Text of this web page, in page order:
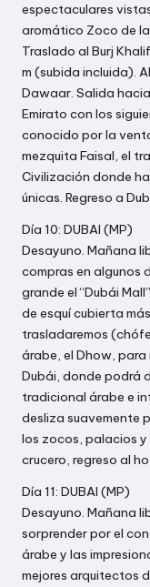
espectaculares
aromático Zoco de
Traslado al Burj
m (subida incluida).
Dawaar. Salida
Emirato con los
conocido por la
mezquita Faisal, el
Civilización donde
únicas. Regreso a
Día 10: DUBAI (MP)
Desayuno. Mañana
compras en algunos
grande el “Dubái
de esquí cubierta
trasladaremos
árabe, el Dhow, para
Dubái, donde podrá
tradicional árabe e
desliza suavemente
los zocos, palacios
crucero, regreso al
Día 11: DUBAI (MP)
Desayuno. Mañana
sorprender por el
árabe y las
mejores arquitectos